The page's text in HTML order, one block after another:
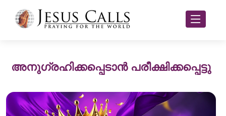
അനുഗ്രഹിക്കപ്പെടാൻ പരീക്ഷിക്കപ്പെട്ടു